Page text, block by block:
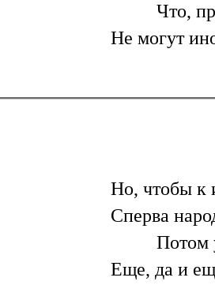
Что,
Не могут
Но, чтобы к
Сперва
Потом
Еще, да и